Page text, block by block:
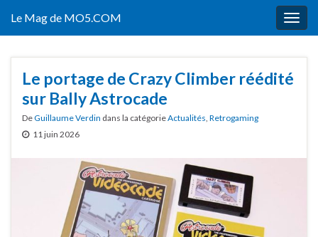
Le Mag de MO5.COM
Le portage de Crazy Climber réédité
sur Bally Astrocade
DeGuillaume Verdin dans la catégorieActualités, Retrogaming
11 juin 2026